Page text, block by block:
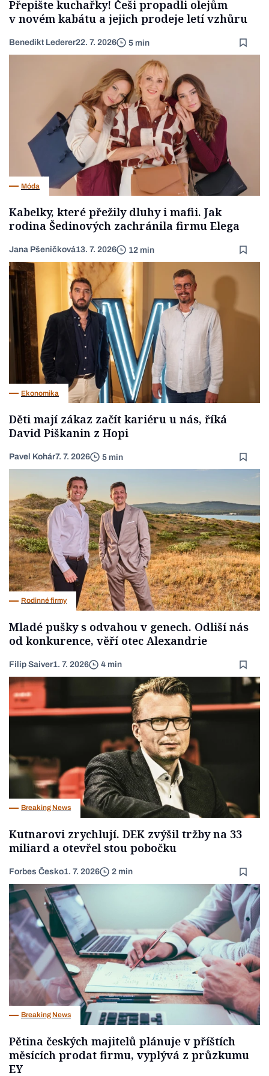
Přepište kuchařky! Češi propadli olejům
v novém kabátu a jejich prodeje letí vzhůru
Benedikt Lederer22. 7. 2026 5 min
Móda
Kabelky, které přežily dluhy i mafii. Jak
rodina Šedinových zachránila firmu Elega
Jana Pšeničková13. 7. 2026 12 min
Ekonomika
Děti mají zákaz začít kariéru u nás, říká
David Piškanin z Hopi
Pavel Kohár7. 7. 2026 5 min
Rodinné firmy
Mladé pušky s odvahou v genech. Odliší nás
od konkurence, věří otec Alexandrie
Filip Saiver1. 7. 2026 4 min
Breaking News
Kutnarovi zrychlují. DEK zvýšil tržby na 33
miliard a otevřel stou pobočku
Forbes Česko1. 7. 2026 2 min
Breaking News
Pětina českých majitelů plánuje v příštích
měsících prodat firmu, vyplývá z průzkumu
EY